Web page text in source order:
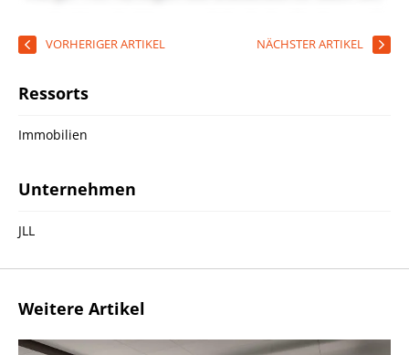
VORHERIGER ARTIKEL NÄCHSTER ARTIKEL
Ressorts
Immobilien
Unternehmen
JLL
Weitere Artikel